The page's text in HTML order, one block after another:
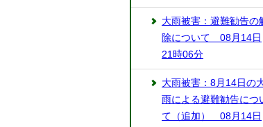
大雨被害：避難勧告の
除について 08月14日
21時06分
大雨被害：8月14日の
雨による避難勧告につ
て（追加） 08月14日